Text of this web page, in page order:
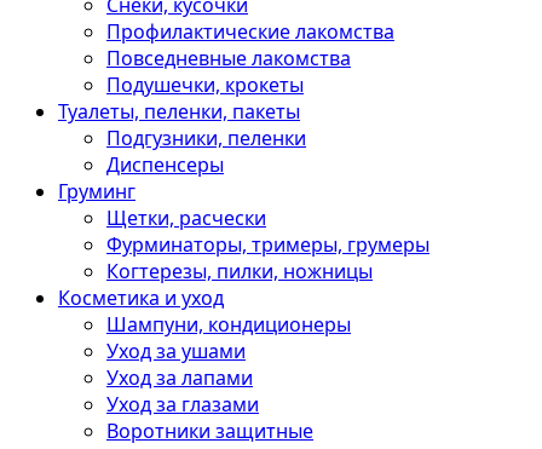
Профилактические лакомства
Повседневные лакомства
Подушечки, крокеты
Туалеты, пеленки, пакеты
Подгузники, пеленки
Диспенсеры
Груминг
Щетки, расчески
Фурминаторы, тримеры, грумеры
Когтерезы, пилки, ножницы
Косметика и уход
Шампуни, кондиционеры
Уход за ушами
Уход за лапами
Уход за глазами
Воротники защитные